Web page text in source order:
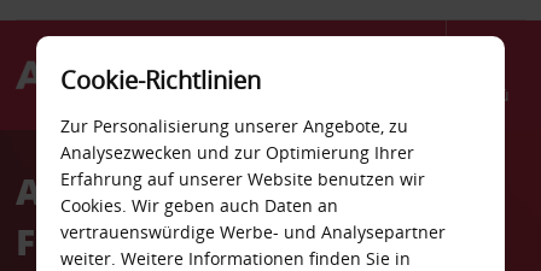
Menü
AvisAutovermietung Marka
Flughafen
Cookie-Richtlinien
Zur Personalisierung unserer Angebote, zu
Analysezwecken und zur Optimierung Ihrer
Erfahrung auf unserer Website benutzen wir
Cookies. Wir geben auch Daten an
vertrauenswürdige Werbe- und Analysepartner
weiter. Weitere Informationen finden Sie in